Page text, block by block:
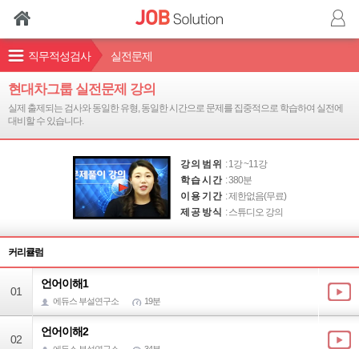
직무적성검사 실전문제
현대차그룹 실전문제 강의
실제 출제되는 검사와 동일한 유형, 동일한 시간으로 문제를 집중적으로 학습하여 실전에
대비할 수 있습니다.
강의범위 : 1강 ~11강
학습시간 : 380분
이용기간 :제한없음(무료)
제공방식 : 스튜디오 강의
커리큘럼
01
언어이해1
에듀스 부설연구소 19분
02
언어이해2